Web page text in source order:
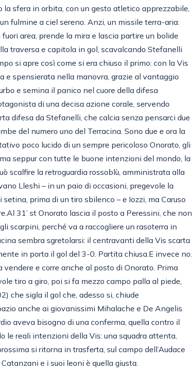
sfera in orbita, con un gesto atletico apprezzabile,
fulmine a ciel sereno. Anzi, un missile terra-aria:
area, prende la mira e lascia partire un bolide
traversa e capitola in gol, scavalcando Stefanelli
si apre così come si era chiuso il primo: con la Vis
e spensierata nella manovra, grazie al vantaggio
e semina il panico nel cuore della difesa
di una decisa azione corale, servendo
difesa da Stefanelli, che calcia senza pensarci due
del numero uno del Terracina. Sono due e ora la
poco lucido di un sempre pericoloso Onorato, gli
seppur con tutte le buone intenzioni del mondo, la
scalfire la retroguardia rossoblù, amministrata alla
Lleshi – in un paio di occasioni, pregevole la
prima di un tiro sbilenco – e Iozzi, ma Caruso
31’ st Onorato lascia il posto a Peressini, che non
scarpini, perché va a raccogliere un rasoterra in
sembra sgretolarsi: il centravanti della Vis scarta
in porta il gol del 3-0. Partita chiusa.E invece no.
vendere e corre anche al posto di Onorato. Prima
tiro a giro, poi si fa mezzo campo palla al piede,
che sigla il gol che, adesso si, chiude
anche ai giovanissimi Mihalache e De Angelis
aveva bisogno di una conferma, quella contro il
le reali intenzioni della Vis: una squadra attenta,
si ritorna in trasferta, sul campo dell’Audace
e i suoi leoni è quella giusta.